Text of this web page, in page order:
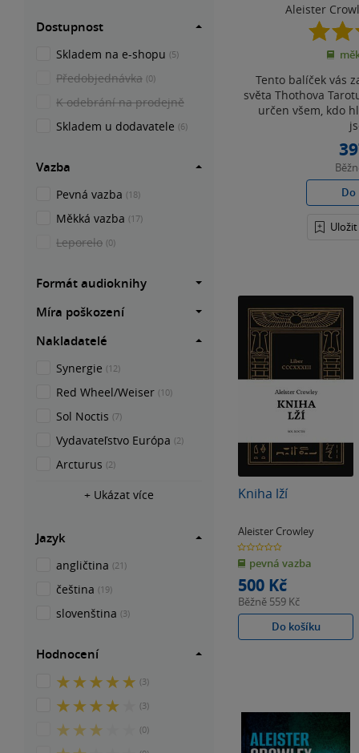
Aleister
Tento balíček vás
světa Thothova
určen všem, kdo
Do
Kniha lží
Aleister Crowley
0.0
z
5
hvězdiček
pevná vazba
500 Kč
Běžně 559 Kč
Do košíku
Dostupnost
Skladem na e-shopu (5)
Předobjednávka (0)
K odebrání na prodejně
Skladem u dodavatele (6)
Vazba
Pevná vazba (18)
Měkká vazba (17)
Leporelo (0)
Formát audioknihy
Míra poškození
Nakladatelé
Synergie (12)
Red Wheel/Weiser (10)
Sol Noctis (7)
Vydavateľstvo Európa (2)
Arcturus (2)
+ Ukázat více
Jazyk
angličtina (21)
čeština (19)
slovenština (3)
Hodnocení
5
5
hvězdiček
(3)
4
5
(3)
3
(0)